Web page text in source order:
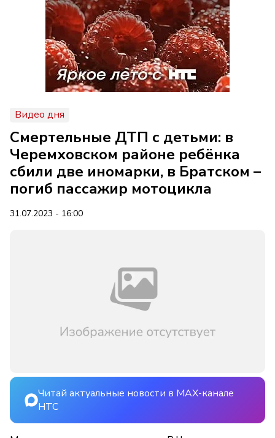
Видео дня
Смертельные ДТП с детьми: в
Черемховском районе ребёнка
сбили две иномарки, в Братском –
погиб пассажир мотоцикла
31.07.2023 - 16:00
Читай актуальные новости в MAX-канале
НТС